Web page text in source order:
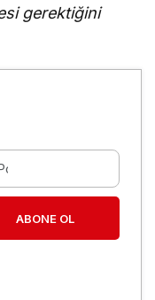
gerektiğini
ABONE OL